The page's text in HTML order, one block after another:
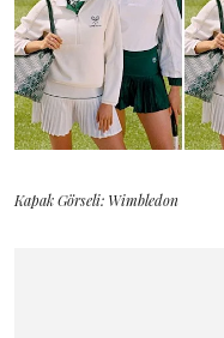
Kapak Görseli: Wimbledon